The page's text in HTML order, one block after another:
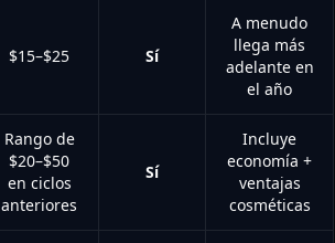
$15–$25 Sí
A menudo
llega más
adelante en
el año
Rango de
$20–$50
en ciclos
anteriores
Sí
Incluye
economía +
ventajas
cosméticas